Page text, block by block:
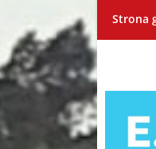
Strona